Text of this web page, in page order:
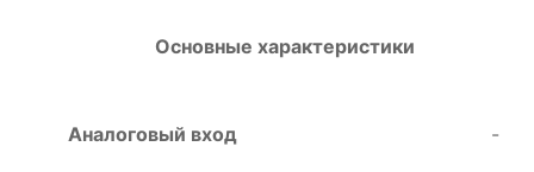
Основные характеристики
Аналоговый вход -